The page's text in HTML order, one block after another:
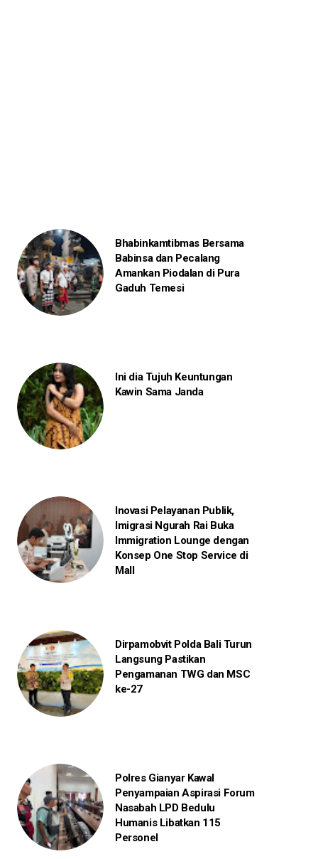
Bhabinkamtibmas Bersama
Babinsa dan Pecalang
Amankan Piodalan di Pura
Gaduh Temesi
Ini dia Tujuh Keuntungan
Kawin Sama Janda
Inovasi Pelayanan Publik,
Imigrasi Ngurah Rai Buka
Immigration Lounge dengan
Konsep One Stop Service di
Mall
Dirpamobvit Polda Bali Turun
Langsung Pastikan
Pengamanan TWG dan MSC
ke-27
Polres Gianyar Kawal
Penyampaian Aspirasi Forum
Nasabah LPD Bedulu
Humanis Libatkan 115
Personel